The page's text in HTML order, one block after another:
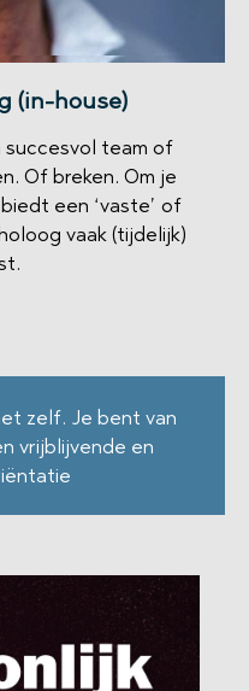
(in-house)
succesvol team of
Of breken. Om je
een ‘vaste’ of
vaak (tijdelijk)
zelf. Je bent van
vrijblijvende en